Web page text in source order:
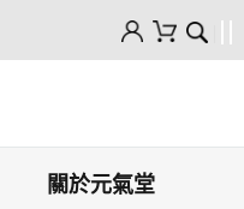
關於元氣堂